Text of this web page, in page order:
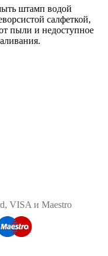
штамп водой
салфеткой,
пыли и недоступное
VISA и Maestro